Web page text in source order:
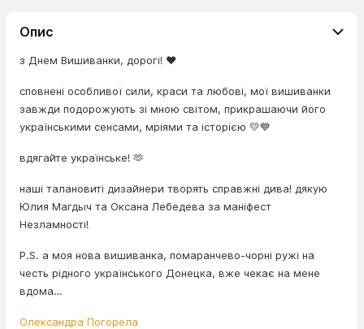
Опис
з Днем Вишиванки, дорогі! ❤️
сповнені особливої сили, краси та любові, мої вишиванки
завжди подорожують зі мною світом, прикрашаючи його
українськими сенсами, мріями та історією 💛💙
вдягайте українське! 🫶
наші талановиті дизайнери творять справжні дива! дякую
Юлия Магдыч та Оксана Лебедева за маніфест
Незламності!
P.S. а моя нова вишиванка, помаранчево-чорні ружі на
честь рідного українського Донецка, вже чекає на мене
вдома…
Олександра Погорела